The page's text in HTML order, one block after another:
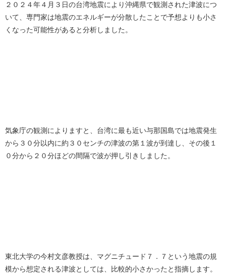
２０２４年４月３日の台湾地震により沖縄県で観測された津波につ
いて、専門家は地震のエネルギーが分散したことで予想よりも小さ
くなった可能性があると分析しました。
気象庁の観測によりますと、台湾に最も近い与那国島では地震発生
から３０分以内に約３０センチの津波の第１波が到達し、その後１
０分から２０分ほどの間隔で波が押し引きしました。
東北大学の今村文彦教授は、マグニチュード７．７という地震の規
模から想定される津波としては、比較的小さかったと指摘します。